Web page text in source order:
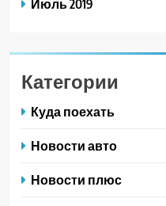
Категории
Куда поехать
Новости авто
Новости плюс